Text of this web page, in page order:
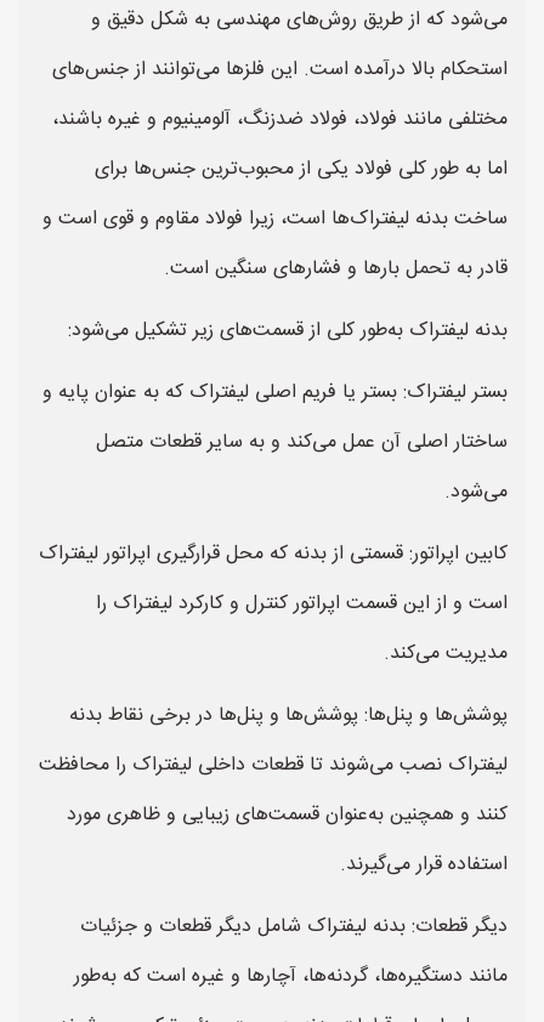
می‌شود که از طریق روش‌های مهندسی به شکل دقیق و
استحکام بالا درآمده است. این فلزها می‌توانند از جنس‌های
مختلفی مانند فولاد، فولاد ضدزنگ، آلومینیوم و غیره باشند،
اما به طور کلی فولاد یکی از محبوب‌ترین جنس‌ها برای
ساخت بدنه لیفتراک‌ها است، زیرا فولاد مقاوم و قوی است و
قادر به تحمل بارها و فشارهای سنگین است.
بدنه لیفتراک به‌طور کلی از قسمت‌های زیر تشکیل می‌شود:
بستر لیفتراک: بستر یا فریم اصلی لیفتراک که به عنوان پایه و
ساختار اصلی آن عمل می‌کند و به سایر قطعات متصل
می‌شود.
کابین اپراتور: قسمتی از بدنه که محل قرارگیری اپراتور لیفتراک
است و از این قسمت اپراتور کنترل و کارکرد لیفتراک را
مدیریت می‌کند.
پوشش‌ها و پنل‌ها: پوشش‌ها و پنل‌ها در برخی نقاط بدنه
لیفتراک نصب می‌شوند تا قطعات داخلی لیفتراک را محافظت
کنند و همچنین به‌عنوان قسمت‌های زیبایی و ظاهری مورد
استفاده قرار می‌گیرند.
دیگر قطعات: بدنه لیفتراک شامل دیگر قطعات و جزئیات
مانند دستگیره‌ها، گردنه‌ها، آچارها و غیره است که به‌طور